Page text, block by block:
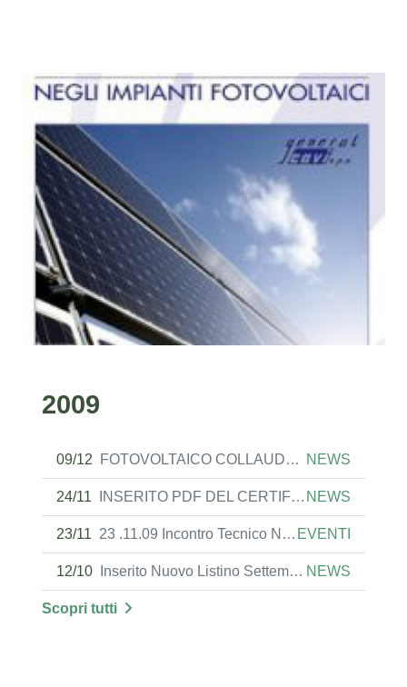
2009
09/12 FOTOVOLTAICO COLLAUDATO NEWS
24/11 INSERITO PDF DEL CERTIFICATO IMQ PER I CAVI FG21M21 NEWS
23/11 23 .11.09 Incontro Tecnico Normativo Desio EVENTI
12/10 Inserito Nuovo Listino Settembre 2009 NEWS
Scopri tutti